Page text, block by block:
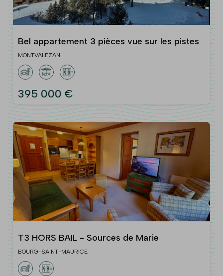
Bel appartement 3 pièces vue sur les pistes
MONTVALEZAN
395 000 €
T3 HORS BAIL - Sources de Marie
BOURG-SAINT-MAURICE